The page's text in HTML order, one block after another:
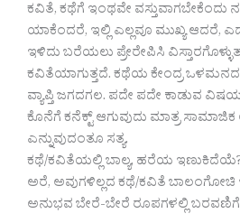
ಕವಿತೆ, ಕಥೆಗೆ ಇಂಥವೇ ವಸ್ತುವಾಗಬೇಕೆಂದು
ಯಾಕೆಂದರೆ, ಇಲ್ಲಿ ಎಲ್ಲವೂ ಮುಖ್ಯ ಆದರೆ,
ಇಳಿದು ಬರೆಯಲು ಪ್ರೇರೇಪಿಸಿ
ಕವಿತೆಯಾಗುತ್ತದೆ. ಕಥೆಯ ಕೇಂದ್ರ
ವ್ಯಾಪ್ತಿ ಜಗದಗಲ. ಪದೇ ಪದೇ ಕಾಡುವ
ಕೊನೆಗೆ ಕನೆಕ್ಟ್ ಆಗುವುದು ಮಾತ್ರ
ಎನ್ನುವುದಂತೂ ಸತ್ಯ.
ಕಥೆ/ಕವಿತೆಯಲ್ಲಿ ಬಾಲ್ಯ, ಹರೆಯ
ಅರೆ, ಅವುಗಳಿಲ್ಲದ ಕಥೆ/ಕವಿತೆ ಬಾಲಂಗೋಚಿ
ಅನುಭವ ಬೇರೆ-ಬೇರೆ ರೂಪಗಳಲ್ಲಿ